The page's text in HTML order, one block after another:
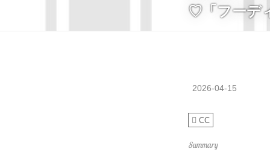
♡「フーデ
2026-04-15
CC